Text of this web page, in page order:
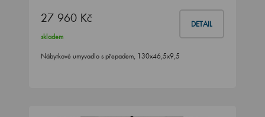
27 960 Kč DETAIL
skladem
Nábytkové umyvadlo s přepadem, 130x46,5x9,5